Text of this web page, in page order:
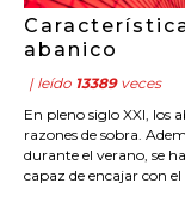
abanico
| leído 13389veces
En pleno siglo XXI, los
razones de sobra.
durante el verano, se
capaz de encajar con